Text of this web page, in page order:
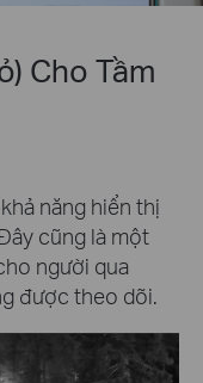
Cho Tầm
năng hiển thị
cũng là một
người qua
được theo dõi.